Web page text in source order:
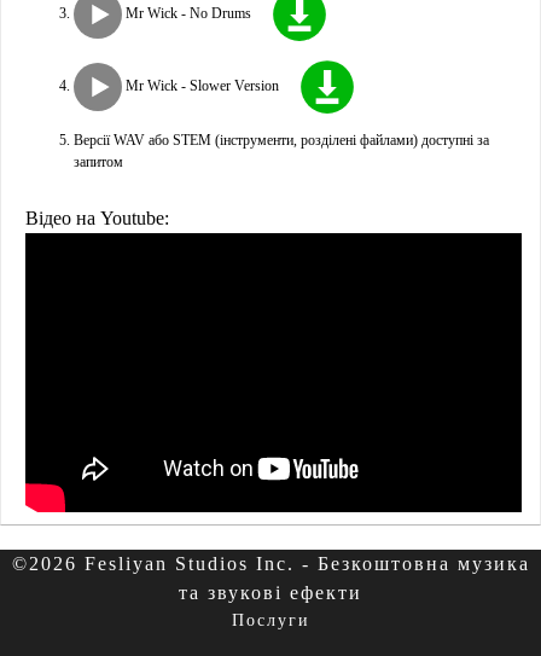
Mr Wick - No Drums
Mr Wick - Slower Version
Версії WAV або STEM (інструменти, розділені файлами) доступні за
запитом
Відео на Youtube:
©2026 Fesliyan Studios Inc. - Безкоштовна музика
та звукові ефекти
Послуги